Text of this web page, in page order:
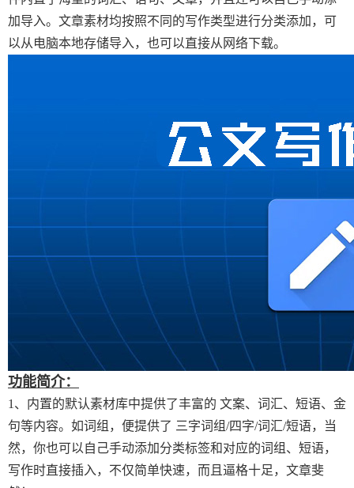
加导入。文章素材均按照不同的写作类型进行分类添加，可
以从电脑本地存储导入，也可以直接从网络下载。
功能简介：
1、内置的默认素材库中提供了丰富的 文案、词汇、短语、金
句等内容。如词组，便提供了 三字词组/四字/词汇/短语，当
然，你也可以自己手动添加分类标签和对应的词组、短语，
写作时直接插入，不仅简单快速，而且逼格十足，文章斐